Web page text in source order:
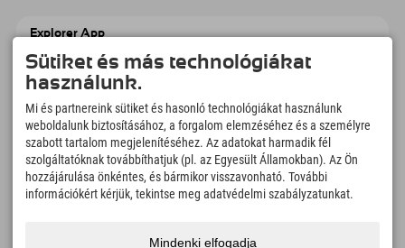
Explorer App
Töltsd fel #ExplorerPillanataidat, az Úticélom
című videódat foglalási áttekintéssel,
bakancslistával, étterem áttekintéssel és
Felfedezős pillanatok ideje
166
Hegyi tavak és
4.634km
Sí- és snowboardpályák
Sütiket és más technológiákat
használunk.
Mi és partnereink sütiket és hasonló technológiákat használunk
weboldalunk biztosításához, a forgalom elemzéséhez és a személyre
szabott tartalom megjelenítéséhez. Az adatokat harmadik fél
szolgáltatóknak továbbíthatjuk (pl. az Egyesült Államokban). Az Ön
hozzájárulása önkéntes, és bármikor visszavonható. További
információkért kérjük, tekintse meg adatvédelmi szabályzatunkat.
Mindenki elfogadja